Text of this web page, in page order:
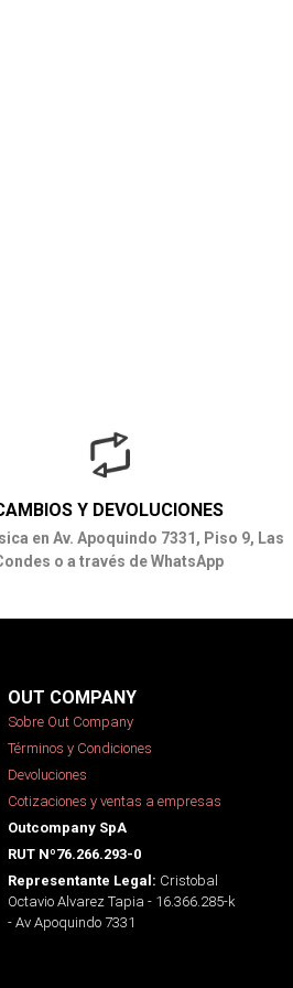
Y DEVOLUCIONES
en Av. Apoquindo 7331, Piso 9, Las
o a través de WhatsApp
OUT COMPANY
Sobre Out Company
Términos y Condiciones
Devoluciones
Cotizaciones y ventas a empresas
Outcompany SpA
RUT Nº76.266.293-0
Representante Legal: Cristobal
Octavio Alvarez Tapia - 16.366.285-k
- Av Apoquindo 7331